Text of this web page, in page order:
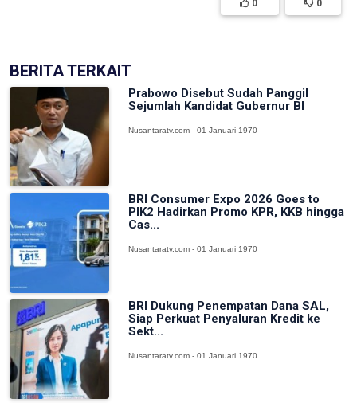
0 0
BERITA TERKAIT
Prabowo Disebut Sudah Panggil
Sejumlah Kandidat Gubernur BI
Nusantaratv.com - 01 Januari 1970
BRI Consumer Expo 2026 Goes to
PIK2 Hadirkan Promo KPR, KKB hingga
Cas...
Nusantaratv.com - 01 Januari 1970
BRI Dukung Penempatan Dana SAL,
Siap Perkuat Penyaluran Kredit ke
Sekt...
Nusantaratv.com - 01 Januari 1970